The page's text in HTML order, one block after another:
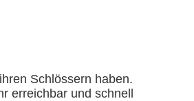
Schlössern haben.
erreichbar und schnell